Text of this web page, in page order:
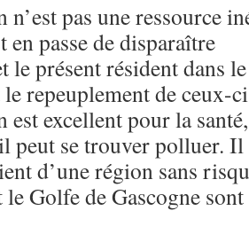
n’est pas une ressource
en passe de disparaître
le présent résident dans
le repeuplement de ceux-ci
est excellent pour la
peut se trouver polluer. Il
d’une région sans
Golfe de Gascogne